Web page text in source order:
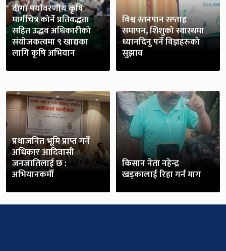
दीगो पर्यावरणीय कृषि
मार्गचित्र कोर्ने प्रतिवद्धता
सहित उद्धव अधिकारीको
संयोजकत्वमा ९ खाद्यका
लागि कृषि अभियान
विश्व स्तनपान सप्ताह
समापन, शिशुको स्वास्थमा
ध्यानदिनु पर्ने विज्ञहरुको
सुझाव
प्रथाजनित भूमि प्राप्त गर्ने
अधिकार आदिवासी
जनजातिलाई छ :
अभियानकर्मी
किसान नेता नहेन्द्र
खड्कालाई रिहा गर्न माग